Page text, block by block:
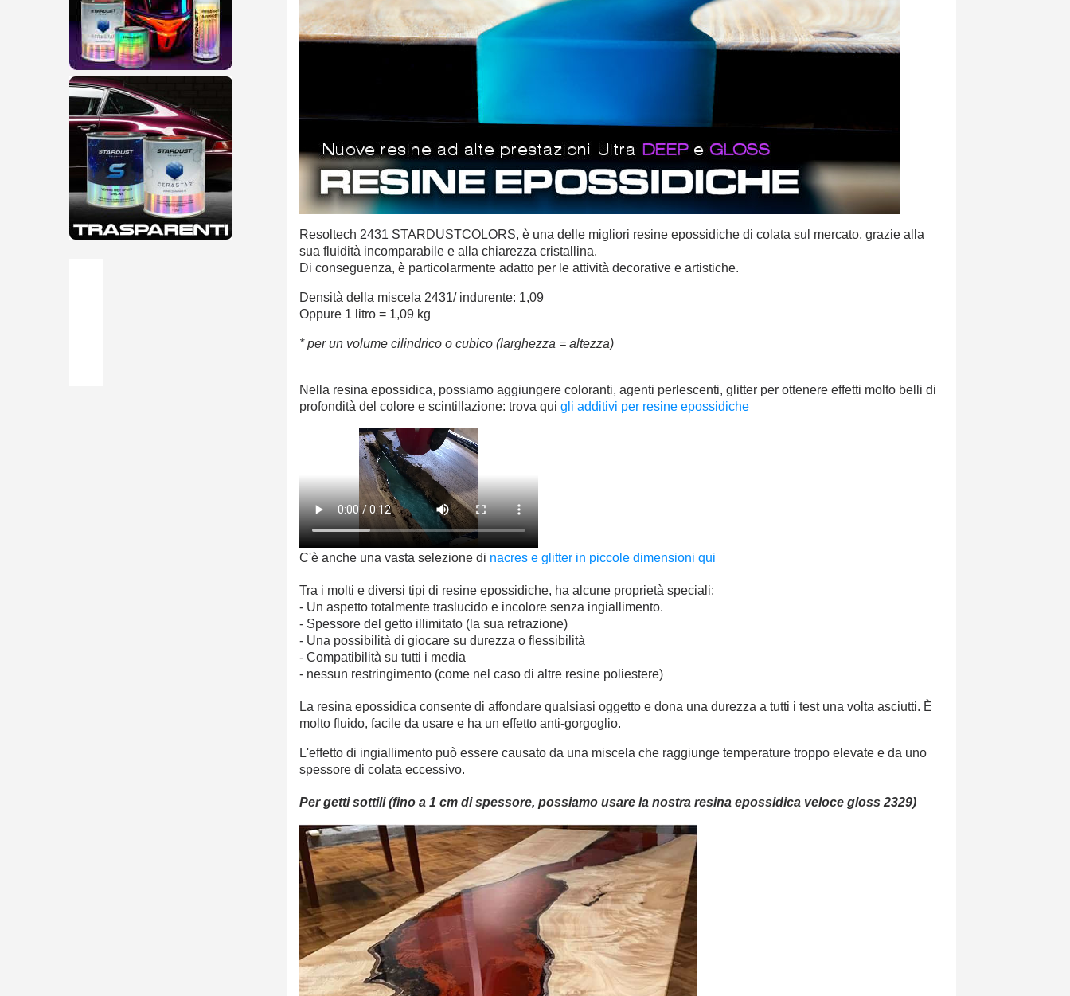
Resoltech 2431 STARDUSTCOLORS, è una delle migliori resine epossidiche di colata sul mercato, grazie alla
sua fluidità incomparabile e alla chiarezza cristallina.
Di conseguenza, è particolarmente adatto per le attività decorative e artistiche.
Densità della miscela 2431/ indurente: 1,09
Oppure 1 litro = 1,09 kg
* per un volume cilindrico o cubico (larghezza = altezza)
Nella resina epossidica, possiamo aggiungere coloranti, agenti perlescenti, glitter per ottenere effetti molto belli di
profondità del colore e scintillazione: trova quigli additivi per resine epossidiche
C'è anche una vasta selezione di nacres e glitter in piccole dimensioni qui
Tra i molti e diversi tipi di resine epossidiche, ha alcune proprietà speciali:
- Un aspetto totalmente traslucido e incolore senza ingiallimento.
- Spessore del getto illimitato (la sua retrazione)
- Una possibilità di giocare su durezza o flessibilità
- Compatibilità su tutti i media
- nessun restringimento (come nel caso di altre resine poliestere)
La resina epossidica consente di affondare qualsiasi oggetto e dona una durezza a tutti i test una volta asciutti. È
molto fluido, facile da usare e ha un effetto anti-gorgoglio.
L'effetto di ingiallimento può essere causato da una miscela che raggiunge temperature troppo elevate e da uno
spessore di colata eccessivo.
Per getti sottili (fino a 1 cm di spessore, possiamo usare la nostra resina epossidica veloce gloss 2329)